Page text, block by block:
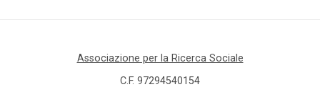
Associazione per la Ricerca Sociale
C.F. 97294540154